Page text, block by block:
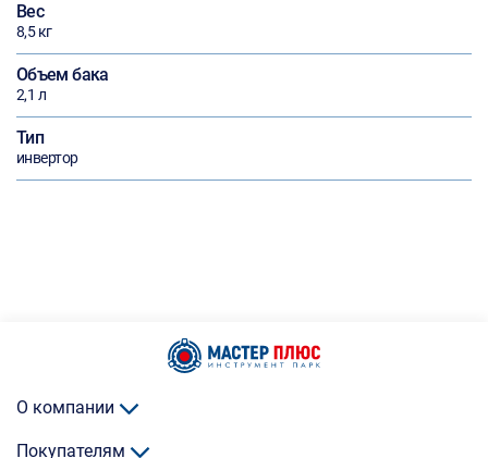
Вес
8,5 кг
Объем бака
2,1 л
Тип
инвертор
О компании
Покупателям